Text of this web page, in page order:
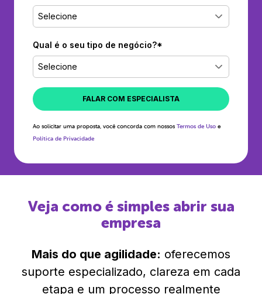
Selecione
Qual é o seu tipo de negócio?*
Selecione
FALAR COM ESPECIALISTA
Ao solicitar uma proposta, você concorda com nossos Termos de Uso e
Política de Privacidade
Veja como é simples abrir sua
empresa
Mais do que agilidade: oferecemos
suporte especializado, clareza em cada
etapa e um processo realmente